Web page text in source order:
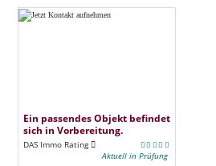
Ein passendes Objekt befindet
sich in Vorbereitung.
DAS Immo Rating
Aktuell in Prüfung